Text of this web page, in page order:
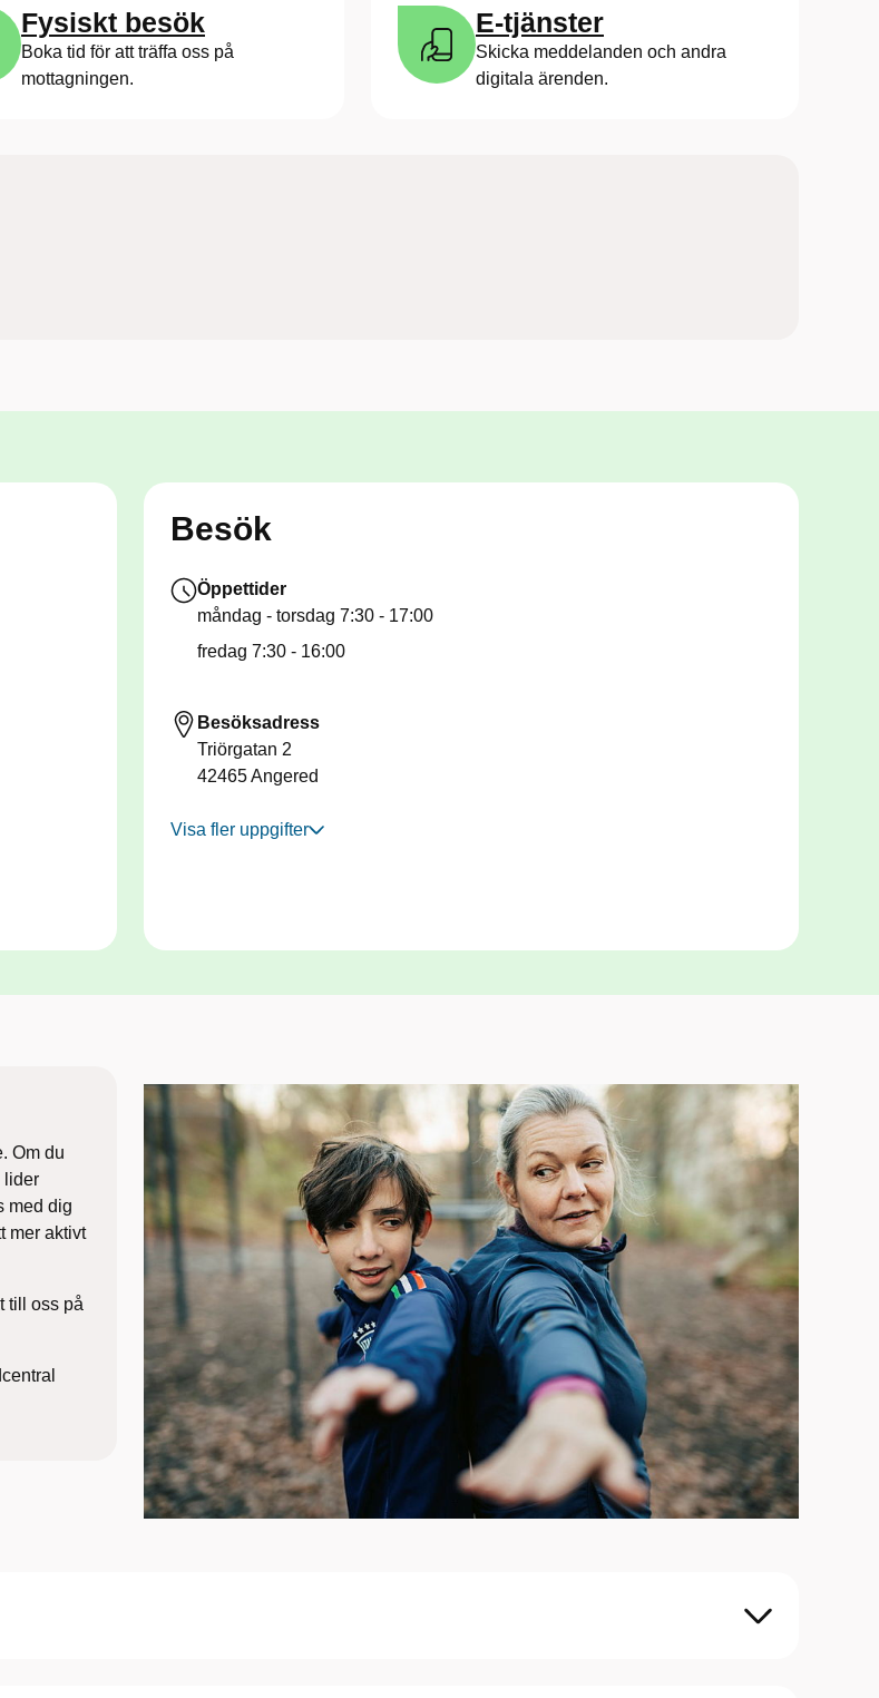
Fysiskt besök
Boka tid för att träffa oss på
mottagningen.
E-tjänster
Skicka meddelanden och andra
digitala ärenden.
Besök
Öppettider
måndag - torsdag 7:30 - 17:00
fredag 7:30 - 16:00
Besöksadress
Triörgatan 2
42465Angered
Visa fler uppgifter
Om du
lider
med dig
mer aktivt
till oss på